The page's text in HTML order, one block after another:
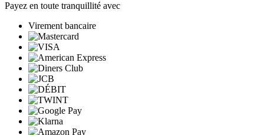
Payez en toute tranquillité avec
Virement bancaire